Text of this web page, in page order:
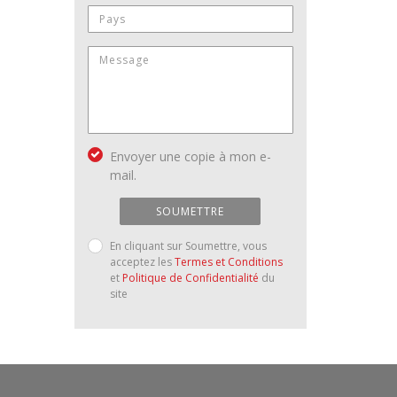
Envoyer une copie à mon e-
mail.
SOUMETTRE
En cliquant sur Soumettre, vous
acceptez lesTermes et Conditions
et Politique de Confidentialité du
site